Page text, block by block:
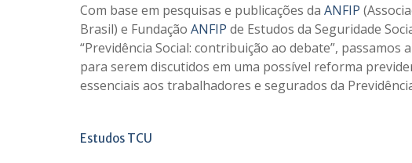
Com base em pesquisas e publicações da ANFIP
Brasil) e Fundação ANFIP de Estudos da Seguridade
“Previdência Social: contribuição ao debate”,
para serem discutidos em uma possível reforma
essenciais aos trabalhadores e segurados da
Estudos TCU